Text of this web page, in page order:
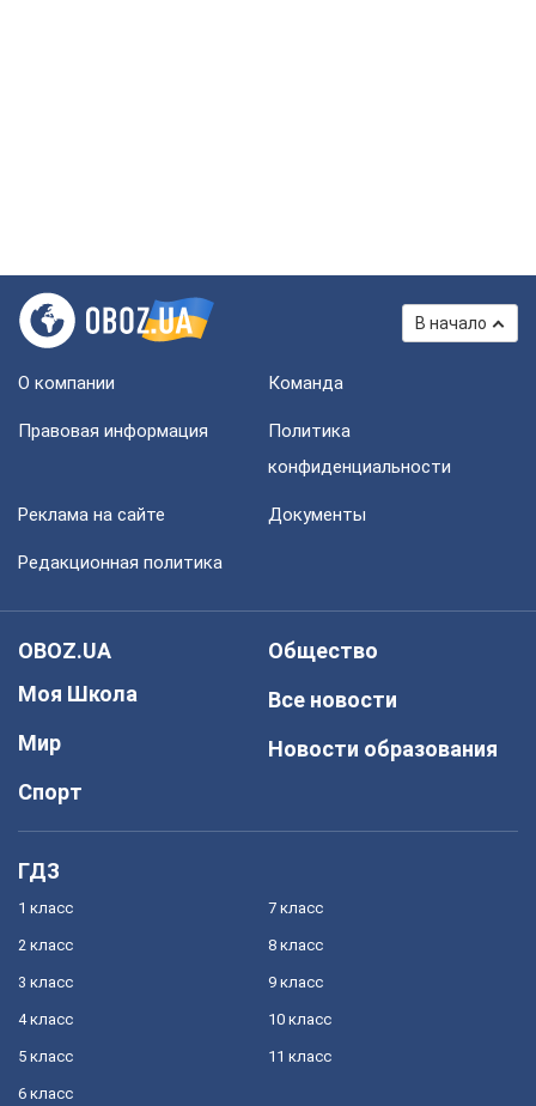
В начало
О компании Команда
Правовая информация
Политика
конфиденциальности
Реклама на сайте Документы
Редакционная политика
OBOZ.UA
Моя Школа
Мир
Спорт
Общество
Все новости
Новости образования
ГДЗ
1 класс
2 класс
3 класс
4 класс
5 класс
6 класс
7 класс
8 класс
9 класс
10 класс
11 класс